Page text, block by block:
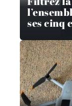
ses cinq